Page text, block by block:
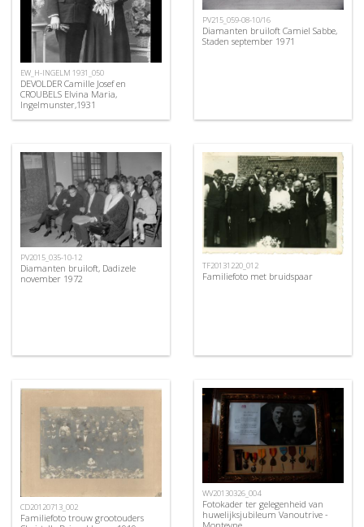
EW_H-INGELM 1931_050
DEVOLDER Camille Josef en
CROUBELS Elvina Maria,
Ingelmunster,1931
PV215_059-08-10/16
Diamanten bruiloft Camiel Sabbe,
Staden september 1971
PV2015_035-10-12
Diamanten bruiloft, Dadizele
november 1972
TF20131220_012
Familiefoto met bruidspaar
CD20120713_002
Familiefoto trouw grootouders
WV20130326_004
Fotokader ter gelegenheid van
huwelijksjubileum Vanoutrive -